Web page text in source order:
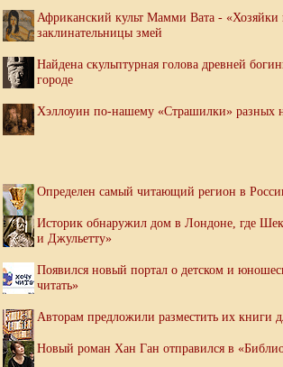
Африканский культ Мамми Вата - «Хозяйки
заклинательницы змей
Найдена скульптурная голова древней
городе
Хэллоуин по-нашему «Страшилки» разных
Определен самый читающий регион в
Историк обнаружил дом в Лондоне, где
и Джульетту»
Появился новый портал о детском и
читать»
Авторам предложили разместить их книги
Новый роман Хан Ган отправился в